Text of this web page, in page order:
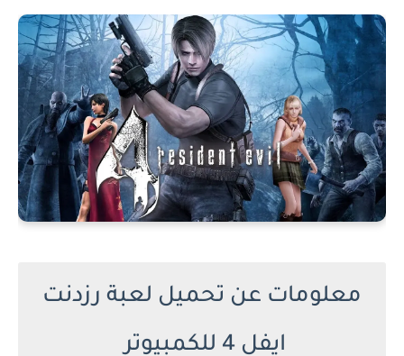
معلومات عن تحميل لعبة رزدنت
ايفل 4 للكمبيوتر